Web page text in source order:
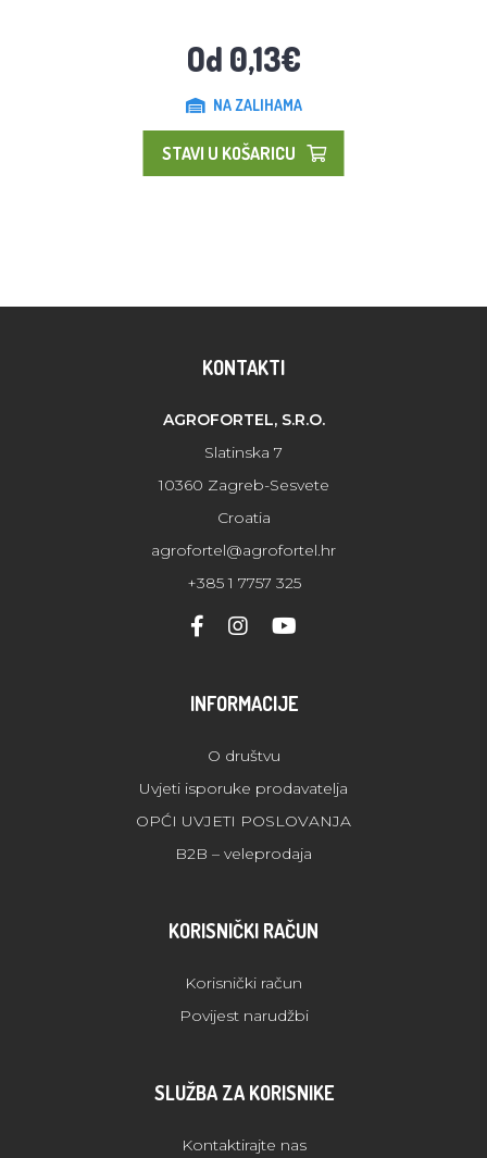
Od 0,13€
NA ZALIHAMA
STAVI U KOŠARICU
KONTAKTI
AGROFORTEL, S.R.O.
Slatinska 7
10360 Zagreb-Sesvete
Croatia
agrofortel@agrofortel.hr
+385 1 7757 325
INFORMACIJE
O društvu
Uvjeti isporuke prodavatelja
OPĆI UVJETI POSLOVANJA
B2B – veleprodaja
KORISNIČKI RAČUN
Korisnički račun
Povijest narudžbi
SLUŽBA ZA KORISNIKE
Kontaktirajte nas